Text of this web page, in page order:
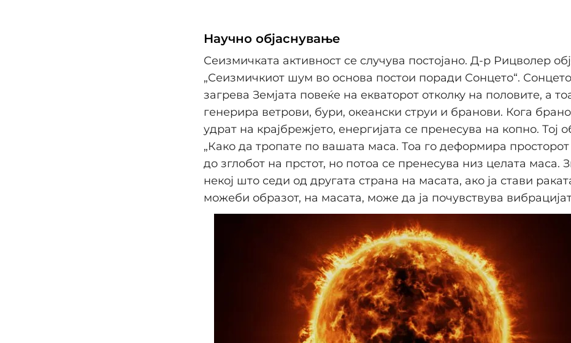
Научно објаснување
Сеизмичката активност се случува постојано. Д-р Рицволер
„Сеизмичкиот шум во основа постои поради Сонцето“. Сонцето
загрева Земјата повеќе на екваторот отколку на половите, а
генерира ветрови, бури, океански струи и бранови. Кога
удрат на крајбрежјето, енергијата се пренесува на копно. Тој
„Како да тропате по вашата маса. Тоа го деформира
до зглобот на прстот, но потоа се пренесува низ целата маса.
некој што седи од другата страна на масата, ако ја стави
можеби образот, на масата, може да ја почувствува